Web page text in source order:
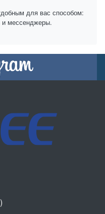
для вас способом:
и мессенджеры.